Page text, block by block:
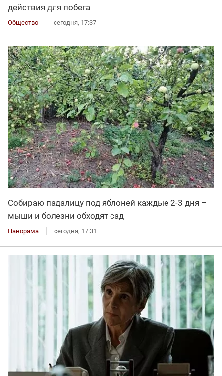
действия для побега
Общество сегодня, 17:37
Собираю падалицу под яблоней каждые 2-3 дня –
мыши и болезни обходят сад
Панорама сегодня, 17:31